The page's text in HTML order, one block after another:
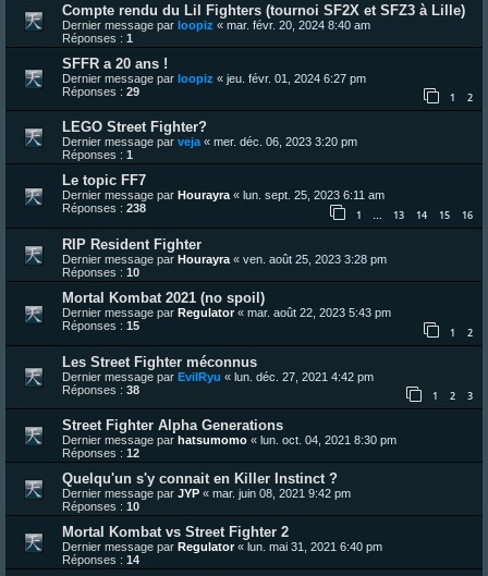
Compte rendu du Lil Fighters (tournoi SF2X et SFZ3 à Lille)
Dernier message par loopiz « mar. févr. 20, 2024 8:40 am
Réponses : 1
SFFR a 20 ans !
Dernier message par loopiz « jeu. févr. 01, 2024 6:27 pm
Réponses : 29 1 2
LEGO Street Fighter?
Dernier message par veja « mer. déc. 06, 2023 3:20 pm
Réponses : 1
Le topic FF7
Dernier message par Hourayra « lun. sept. 25, 2023 6:11 am
Réponses : 238 1 … 13 14 15 16
RIP Resident Fighter
Dernier message par Hourayra « ven. août 25, 2023 3:28 pm
Réponses : 10
Mortal Kombat 2021 (no spoil)
Dernier message par Regulator« mar. août 22, 2023 5:43 pm
Réponses : 15 1 2
Les Street Fighter méconnus
Dernier message par EvilRyu « lun. déc. 27, 2021 4:42 pm
Réponses : 38 1 2 3
Street Fighter Alpha Generations
Dernier message par hatsumomo « lun. oct. 04, 2021 8:30 pm
Réponses : 12
Quelqu'un s'y connait en Killer Instinct ?
Dernier message par JYP « mar. juin 08, 2021 9:42 pm
Réponses : 10
Mortal Kombat vs Street Fighter 2
Dernier message par Regulator« lun. mai 31, 2021 6:40 pm
Réponses : 14